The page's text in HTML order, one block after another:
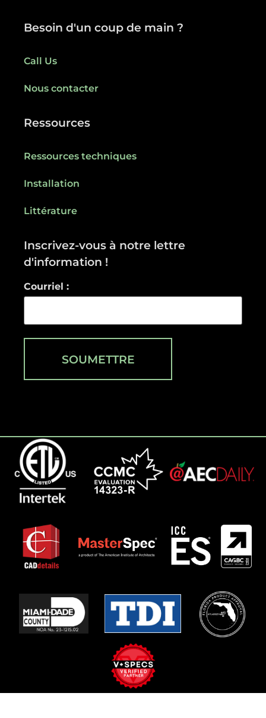
Besoin d'un coup de main ?
Call Us
Nous contacter
Ressources
Ressources techniques
Installation
Littérature
Inscrivez-vous à notre lettre
d'information !
Courriel :
SOUMETTRE